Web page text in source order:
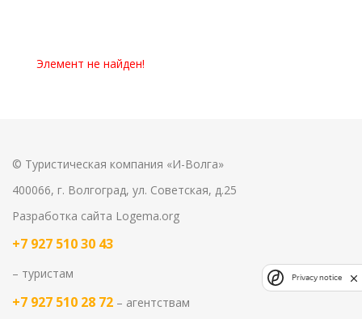
Элемент не найден!
© Туристическая компания «И-Волга»
400066, г. Волгоград, ул. Советская, д.25
Разработка сайта Logema.org
+7 927 510 30 43
– туристам
+7 927 510 28 72 – агентствам
Privacy notice